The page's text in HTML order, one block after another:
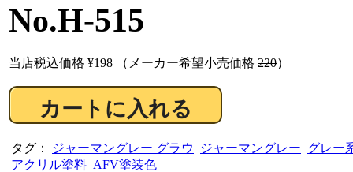
No.H-515
当店税込価格 ¥198 （メーカー希望小売価格 220）
タグ： ジャーマングレー グラウ ジャーマングレー グレー
アクリル塗料 AFV塗装色